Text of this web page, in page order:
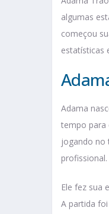
algumas
começou
estatísticas
Adama
tempo para
jogando no
profissional.
Ele fez sua
A partida